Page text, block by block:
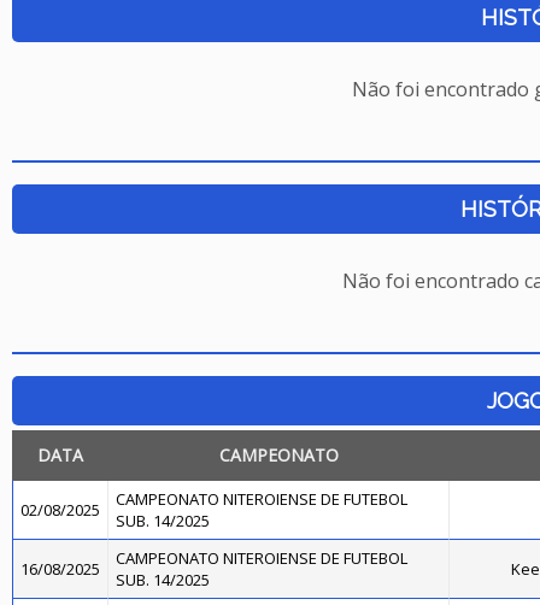
Não foi encontrado
Não foi encontrado
DATA CAMPEONATO
02/08/2025
CAMPEONATO NITEROIENSE DE FUTEBOL
SUB. 14/2025
16/08/2025
CAMPEONATO NITEROIENSE DE FUTEBOL
SUB. 14/2025